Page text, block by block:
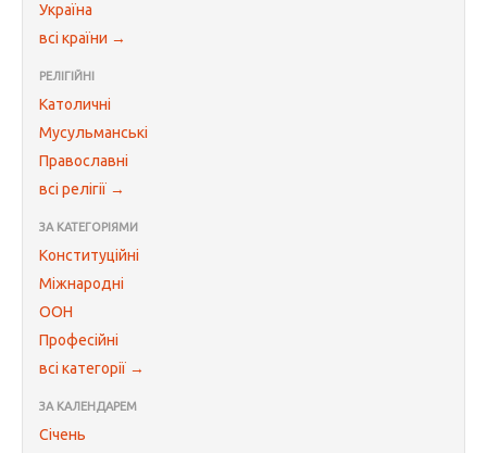
Україна
всі країни →
РЕЛІГІЙНІ
Католичні
Мусульманські
Православні
всі релігії →
ЗА КАТЕГОРІЯМИ
Конституційні
Міжнародні
ООН
Професійні
всі категорії →
ЗА КАЛЕНДАРЕМ
Січень